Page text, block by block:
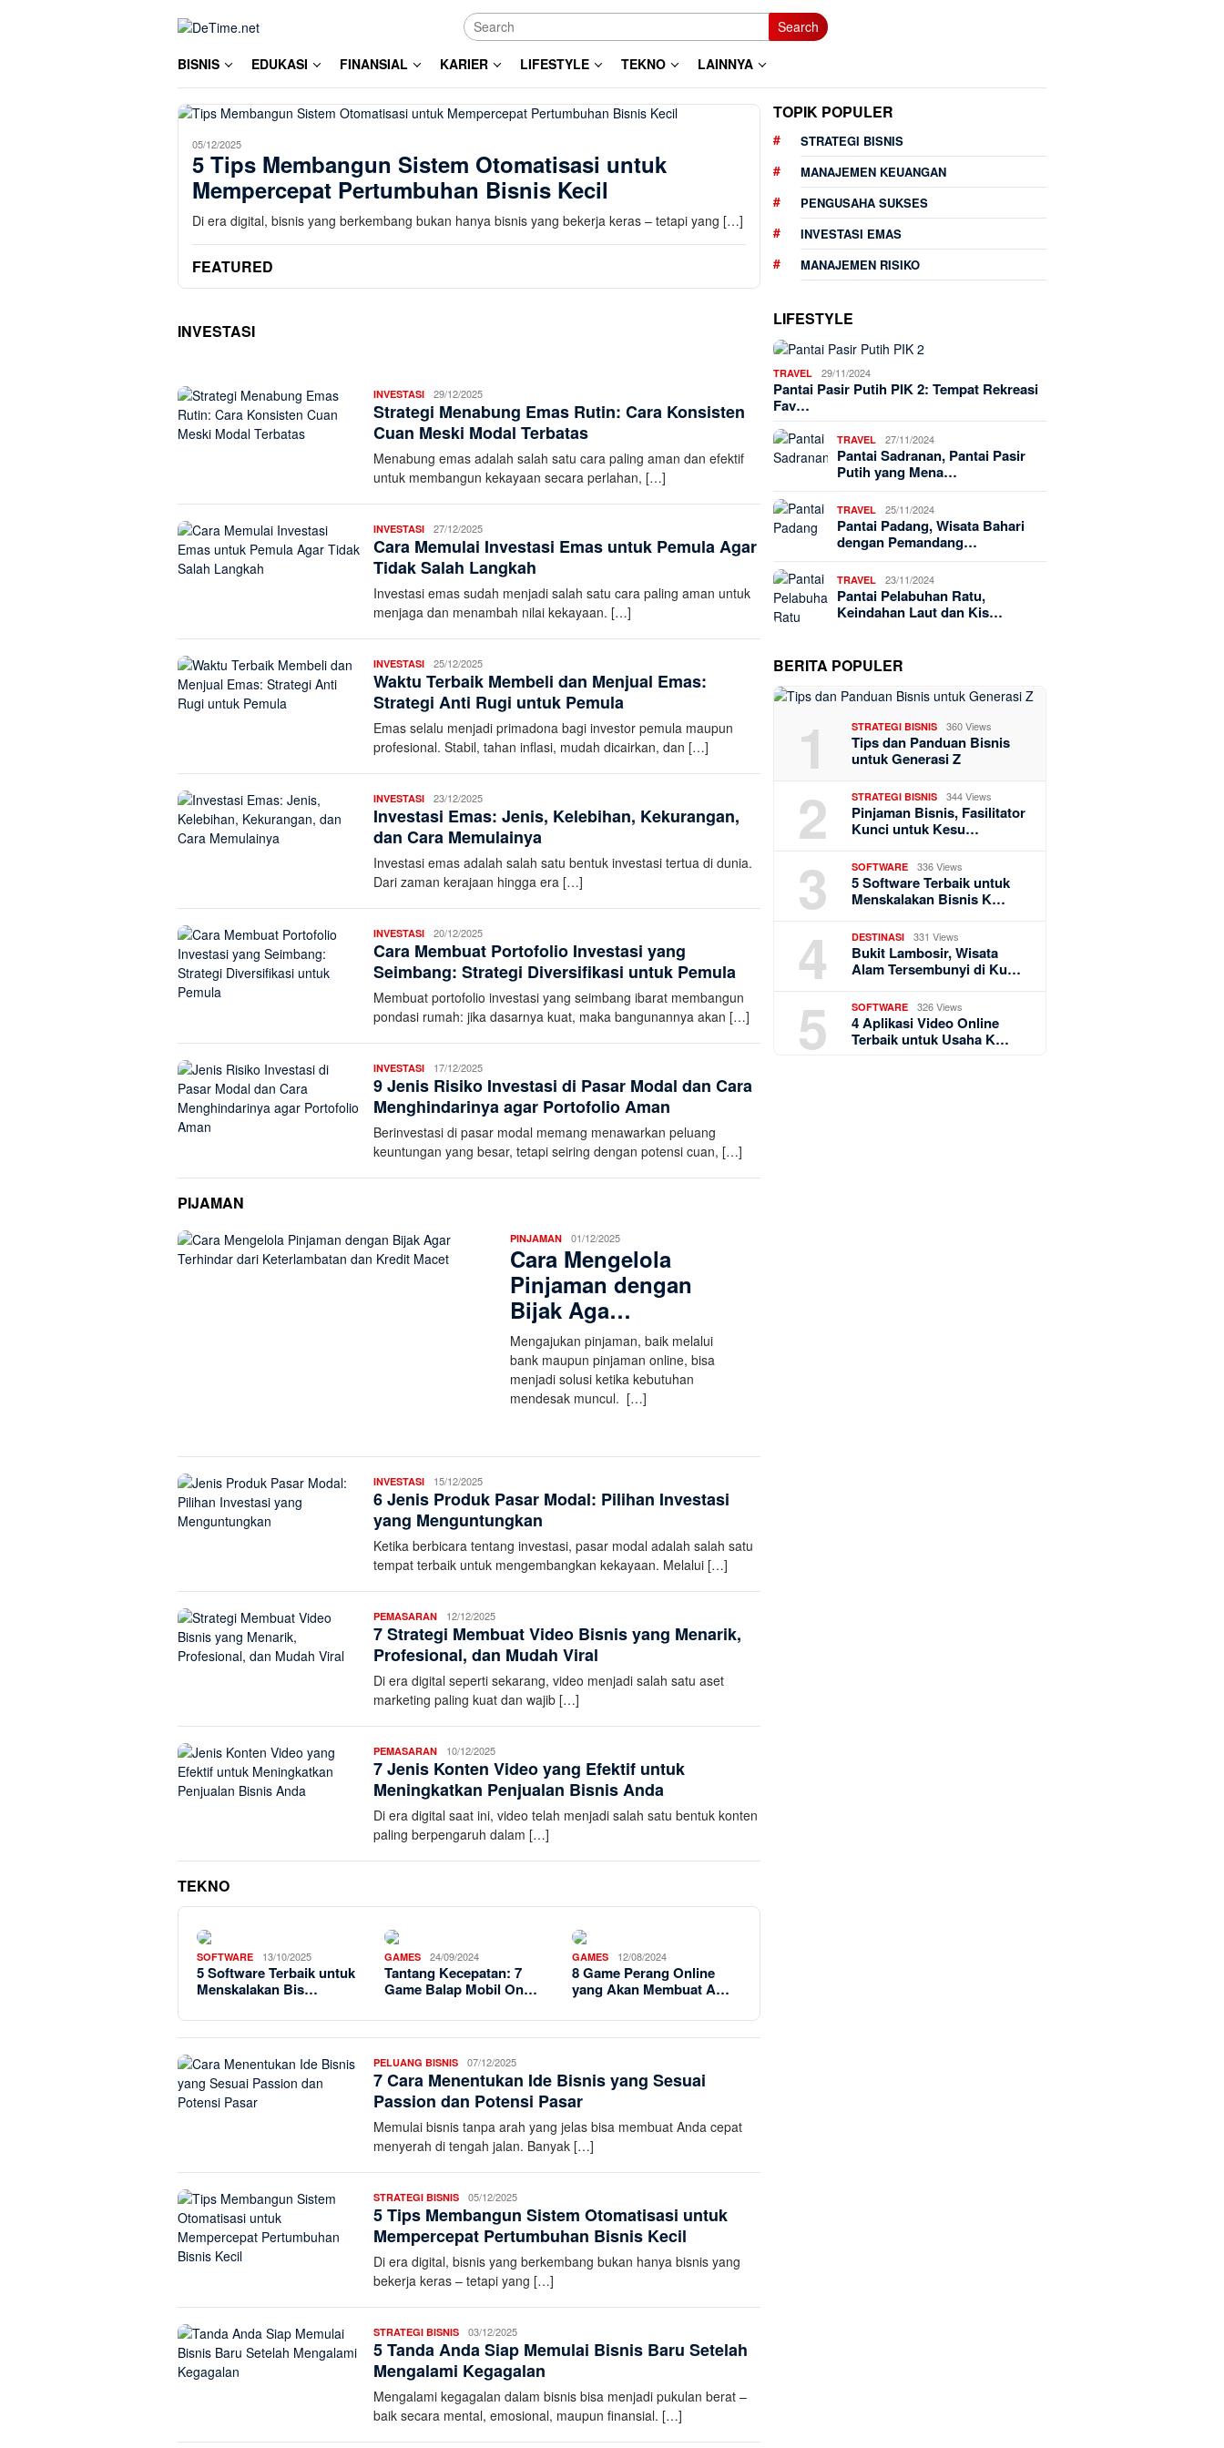
Search
BISNIS EDUKASI FINANSIAL KARIER LIFESTYLE TEKNO LAINNYA
05/12/2025
5 Tips Membangun Sistem Otomatisasi untuk
Mempercepat Pertumbuhan Bisnis Kecil
Di era digital, bisnis yang berkembang bukan hanya bisnis yang bekerja keras – tetapi yang […]
FEATURED
INVESTASI
DETIME.NET INVESTASI Aleena
K
29/12/2025
Strategi Menabung Emas Rutin: Cara Konsisten
Cuan Meski Modal Terbatas
Menabung emas adalah salah satu cara paling aman dan efektif
untuk membangun kekayaan secara perlahan, […]
INVESTASI Aleena
K
27/12/2025
Cara Memulai Investasi Emas untuk Pemula Agar
Tidak Salah Langkah
Investasi emas sudah menjadi salah satu cara paling aman untuk
menjaga dan menambah nilai kekayaan. […]
INVESTASI Aleena
K
25/12/2025
Waktu Terbaik Membeli dan Menjual Emas:
Strategi Anti Rugi untuk Pemula
Emas selalu menjadi primadona bagi investor pemula maupun
profesional. Stabil, tahan inflasi, mudah dicairkan, dan […]
INVESTASI Aleena
K
23/12/2025
Investasi Emas: Jenis, Kelebihan, Kekurangan,
dan Cara Memulainya
Investasi emas adalah salah satu bentuk investasi tertua di dunia.
Dari zaman kerajaan hingga era […]
INVESTASI Aleena
K
20/12/2025
Cara Membuat Portofolio Investasi yang
Seimbang: Strategi Diversifikasi untuk Pemula
Membuat portofolio investasi yang seimbang ibarat membangun
pondasi rumah: jika dasarnya kuat, maka bangunannya akan […]
INVESTASI Aleena
K
17/12/2025
9 Jenis Risiko Investasi di Pasar Modal dan Cara
Menghindarinya agar Portofolio Aman
Berinvestasi di pasar modal memang menawarkan peluang
keuntungan yang besar, tetapi seiring dengan potensi cuan, […]
PIJAMAN
PINJAMAN 01/12/2025
Cara Mengelola
Pinjaman dengan
Bijak Aga…
Mengajukan pinjaman, baik melalui
bank maupun pinjaman online, bisa
menjadi solusi ketika kebutuhan
mendesak muncul. […]
INVESTASI Aleena
K
15/12/2025
6 Jenis Produk Pasar Modal: Pilihan Investasi
yang Menguntungkan
Ketika berbicara tentang investasi, pasar modal adalah salah satu
tempat terbaik untuk mengembangkan kekayaan. Melalui […]
PEMASARAN Aleena
K
12/12/2025
7 Strategi Membuat Video Bisnis yang Menarik,
Profesional, dan Mudah Viral
Di era digital seperti sekarang, video menjadi salah satu aset
marketing paling kuat dan wajib […]
PEMASARAN Aleena
K
10/12/2025
7 Jenis Konten Video yang Efektif untuk
Meningkatkan Penjualan Bisnis Anda
Di era digital saat ini, video telah menjadi salah satu bentuk konten
paling berpengaruh dalam […]
TEKNO
SOFTWARE 13/10/2025
5 Software Terbaik untuk
Menskalakan Bis…
GAMES 24/09/2024
Tantang Kecepatan: 7
Game Balap Mobil On…
GAMES 12/08/2024
8 Game Perang Online
yang Akan Membuat A…
PELUANG BISNIS Aleena
K
07/12/2025
7 Cara Menentukan Ide Bisnis yang Sesuai
Passion dan Potensi Pasar
Memulai bisnis tanpa arah yang jelas bisa membuat Anda cepat
menyerah di tengah jalan. Banyak […]
STRATEGI BISNIS Aleena
K
05/12/2025
5 Tips Membangun Sistem Otomatisasi untuk
Mempercepat Pertumbuhan Bisnis Kecil
Di era digital, bisnis yang berkembang bukan hanya bisnis yang
bekerja keras – tetapi yang […]
STRATEGI BISNIS Aleena
K
03/12/2025
5 Tanda Anda Siap Memulai Bisnis Baru Setelah
Mengalami Kegagalan
Mengalami kegagalan dalam bisnis bisa menjadi pukulan berat –
baik secara mental, emosional, maupun finansial. […]
TOPIK POPULER
STRATEGI BISNIS
MANAJEMEN KEUANGAN
PENGUSAHA SUKSES
INVESTASI EMAS
MANAJEMEN RISIKO
LIFESTYLE
TRAVEL 29/11/2024
Pantai Pasir Putih PIK 2: Tempat Rekreasi
Fav…
TRAVEL 27/11/2024
Pantai Sadranan, Pantai Pasir
Putih yang Mena…
TRAVEL 25/11/2024
Pantai Padang, Wisata Bahari
dengan Pemandang…
TRAVEL 23/11/2024
Pantai Pelabuhan Ratu,
Keindahan Laut dan Kis…
BERITA POPULER
1 STRATEGI BISNIS 360 Views
Tips dan Panduan Bisnis
untuk Generasi Z
2 STRATEGI BISNIS 344 Views
Pinjaman Bisnis, Fasilitator
Kunci untuk Kesu…
3 SOFTWARE 336 Views
5 Software Terbaik untuk
Menskalakan Bisnis K…
4 DESTINASI 331 Views
Bukit Lambosir, Wisata
Alam Tersembunyi di Ku…
5 SOFTWARE 326 Views
4 Aplikasi Video Online
Terbaik untuk Usaha K…